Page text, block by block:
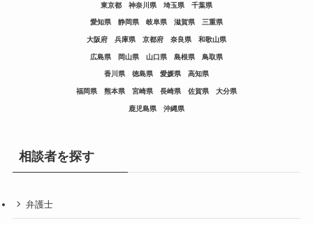
東京都 神奈川県 埼玉県 千葉県
愛知県 静岡県 岐阜県 滋賀県 三重県
大阪府 兵庫県 京都府 奈良県 和歌山県
広島県 岡山県 山口県 島根県 鳥取県
香川県 徳島県 愛媛県 高知県
福岡県 熊本県 宮崎県 長崎県 佐賀県 大分県
鹿児島県 沖縄県
相談者を探す
弁護士